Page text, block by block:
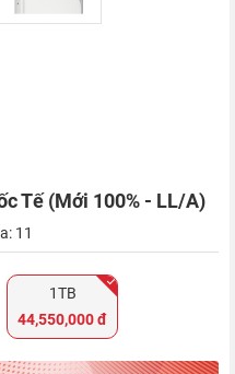
Tế (Mới 100% - LL/A)
11
1TB
44,550,000 đ